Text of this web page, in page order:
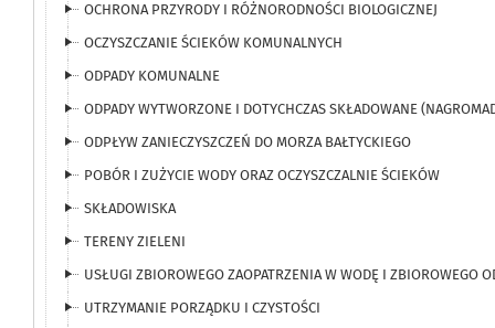
OCHRONA PRZYRODY I RÓŻNORODNOŚCI BIOLOGICZNEJ
OCZYSZCZANIE ŚCIEKÓW KOMUNALNYCH
ODPADY KOMUNALNE
ODPADY WYTWORZONE I DOTYCHCZAS SKŁADOWANE
ODPŁYW ZANIECZYSZCZEŃ DO MORZA BAŁTYCKIEGO
POBÓR I ZUŻYCIE WODY ORAZ OCZYSZCZALNIE ŚCIEKÓW
SKŁADOWISKA
TERENY ZIELENI
USŁUGI ZBIOROWEGO ZAOPATRZENIA W WODĘ I ZBIOROWEGO
UTRZYMANIE PORZĄDKU I CZYSTOŚCI